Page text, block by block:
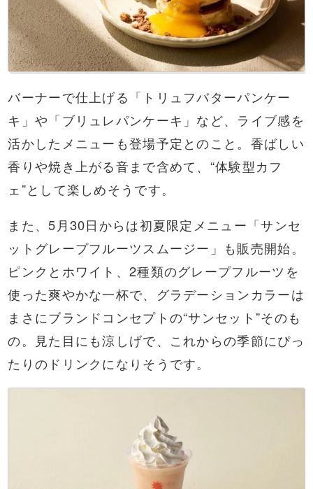
バーナーで仕上げる「トリュフバターパンケー
キ」や「ブリュレパンケーキ」など、ライブ感を
活かしたメニューも登場予定とのこと。香ばしい
香りや焼き上がる音まで含めて、“体験型カフ
ェ”として楽しめそうです。
また、5月30日からは初夏限定メニュー「サンセ
ットグレープフルーツスムージー」も販売開始。
ピンクとホワイト、2種類のグレープフルーツを
使った爽やかな一杯で、グラデーションカラーは
まさにブランドコンセプトの“サンセット”そのも
の。見た目にも涼しげで、これからの季節にぴっ
たりのドリンクになりそうです。